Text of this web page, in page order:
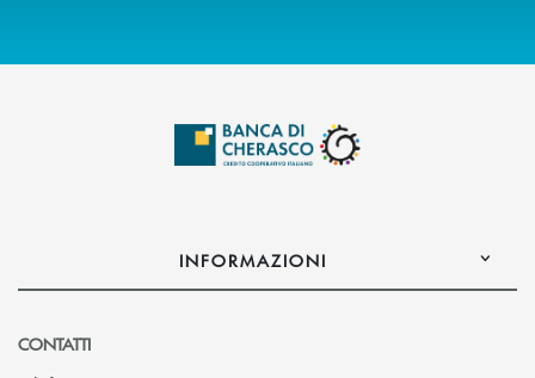
INFORMAZIONI
CONTATTI